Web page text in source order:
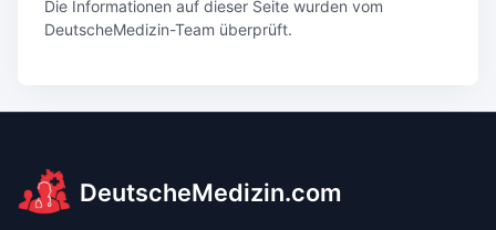
Die Informationen auf dieser Seite wurden vom
DeutscheMedizin-Team überprüft.
DeutscheMedizin.com